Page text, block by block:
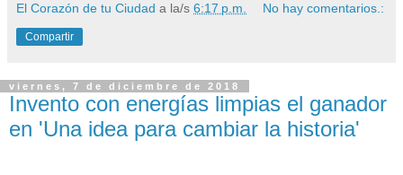
El Corazón de tu Ciudad a la/s 6:17 p.m. No hay comentarios.:
Compartir
viernes, 7 de diciembre de 2018
Invento con energías limpias el ganador
en 'Una idea para cambiar la historia'